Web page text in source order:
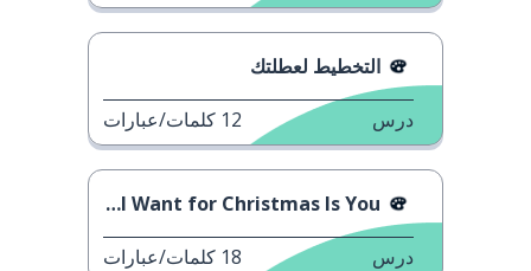
التخطيط لعطلتك
درس 12 كلمات/عبارات
Mariah Carey - All I Want for Christmas Is You
درس 18 كلمات/عبارات